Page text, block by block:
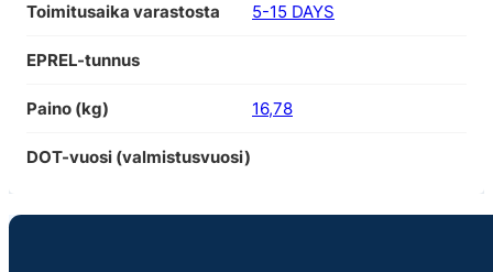
Toimitusaika varastosta 5-15 DAYS
EPREL-tunnus
Paino (kg) 16,78
DOT-vuosi (valmistusvuosi)